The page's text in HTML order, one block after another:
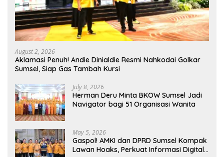
August 2, 2026
Aklamasi Penuh! Andie Dinialdie Resmi Nahkodai Golkar
Sumsel, Siap Gas Tambah Kursi
July 8, 2026
Herman Deru Minta BKOW Sumsel Jadi
Navigator bagi 51 Organisasi Wanita
May 5, 2026
Gaspol! AMKI dan DPRD Sumsel Kompak
Lawan Hoaks, Perkuat Informasi Digital